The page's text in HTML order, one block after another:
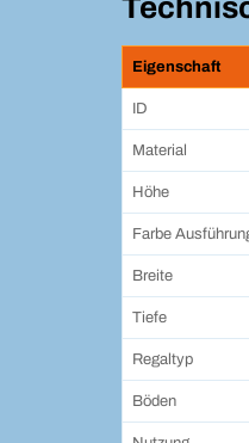
Eigenschaft
ID
Material
Höhe
Farbe
Breite
Tiefe
Regaltyp
Böden